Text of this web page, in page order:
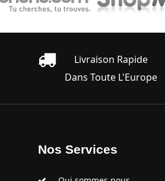
Livraison Rapide
Dans Toute L'Europe
Nos Services